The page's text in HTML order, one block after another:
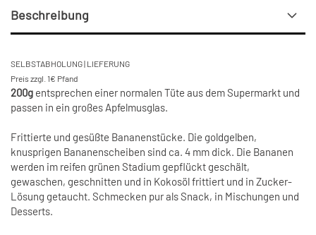
Beschreibung
SELBSTABHOLUNG | LIEFERUNG
Preis zzgl. 1€ Pfand
200g entsprechen einer normalen Tüte aus dem Supermarkt und
passen in ein großes Apfelmusglas.
Frittierte und gesüßte Bananenstücke. Die goldgelben,
knusprigen Bananenscheiben sind ca. 4 mm dick. Die Bananen
werden im reifen grünen Stadium gepflückt geschält,
gewaschen, geschnitten und in Kokosöl frittiert und in Zucker-
Lösung getaucht. Schmecken pur als Snack, in Mischungen und
Desserts.